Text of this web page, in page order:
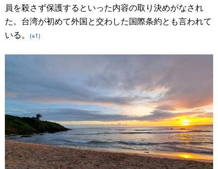
員を殺さず保護するといった内容の取り決めがなされ
た。台湾が初めて外国と交わした国際条約とも言われて
いる。
(※1)